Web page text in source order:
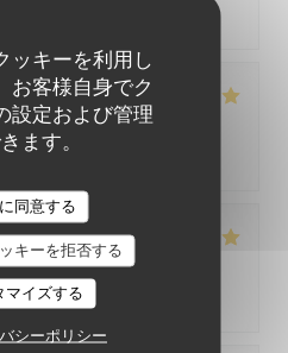
ッキーを利用し
お客様自身でク
設定および管理
ます。
同意する
キーを拒否する
マイズする
シーポリシー
2
メニュー :
2
ニュー: 5/5